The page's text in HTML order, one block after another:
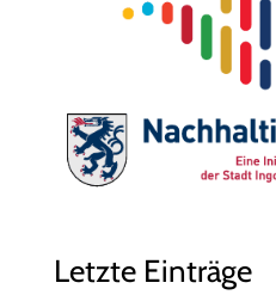
Letzte Einträge